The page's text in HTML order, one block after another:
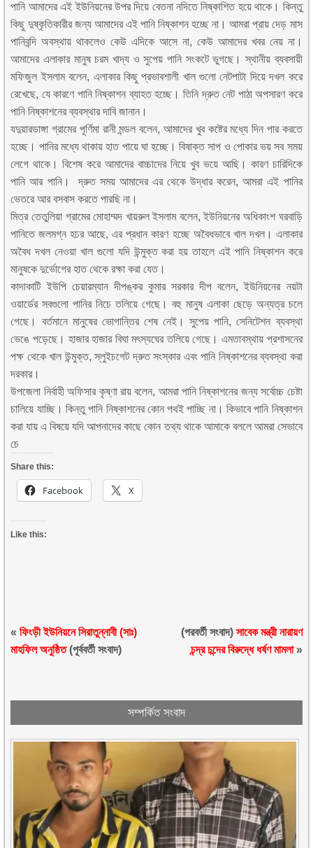
পানি আমাদের এই ইউনিয়নের উপর দিয়ে বেতনা নদিতে নিষ্কাশিত হয়ে থাকে। কিন্তু
কিছু দুষ্কৃতিকারীর জন্য আমাদের এই পানি নিষ্কাশন হচ্ছে না। আমরা প্রায় দেড় মাস
পানিবন্দি অবস্থায় থাকলেও কেউ এদিকে আসে না, কেউ আমাদের খবর নেয় না।
আমাদের এলাকার মানুষ চরম খাদ্য ও সুপেয় পানি সংকটে ভুগছে। স্থানীয় ব্যবসায়ী
মফিজুল ইসলাম বলেন, এলাকার কিছু প্রভাবশালী খাল গুলো নেটপাটা দিয়ে দখল করে
রেখেছে, যে কারণে পানি নিষ্কাশন ব্যাহত হচ্ছে। তিনি দ্রুত নেট পাঠা অপসারণ করে
পানি নিষ্কাশনের ব্যবস্থার দাবি জানান।
যদুয়ারডাঙ্গা গ্রামের পূর্ণিমা রানী মন্ডল বলেন, আমাদের খুব কষ্টের মধ্যে দিন পার করতে
হচ্ছে। পানির মধ্যে থাকায় হাত পায়ে ঘা হচ্ছে। বিষাক্ত সাপ ও পোকার ভয় সব সময়
লেগে থাকে। বিশেষ করে আমাদের বাচ্চাদের নিয়ে খুব ভয়ে আছি। কারণ চারিদিকে
পানি আর পানি। দ্রুত সময় আমাদের এর থেকে উদ্ধার করেন, আমরা এই পানির
ভেতরে আর বসবাস করতে পারছি না।
মিত্র তেতুলিয়া গ্রামের মোহাম্মদ খায়রুল ইসলাম বলেন, ইউনিয়নের অধিকাংশ ঘরবাড়ি
পানিতে জলমগ্ন হঢর আছে, এর প্রধান কারণ হচ্ছে অবৈধভাবে খাল দখল। এলাকার
অবৈধ দখল নেওয়া খাল গুলো যদি উন্মুক্ত করা হয় তাহলে এই পানি নিষ্কাশন করে
মানুষকে দুর্ভোগের হাত থেকে রক্ষা করা যেত।
কাদাকাটি ইউপি চেয়ারম্যান দীপঙ্কর কুমার সরকার দীপ বলেন, ইউনিয়নের নয়টা
ওয়ার্ডের সবগুলো পানির নিচে তলিয়ে গেছে। বহু মানুষ এলাকা ছেড়ে অন্যত্র চলে
গেছে। বর্তমানে মানুষের ভোগান্তির শেষ নেই। সুপেয় পানি, সেনিটেশন ব্যবস্থা
ভেঙে পড়েছে। হাজার হাজার বিঘা মৎস্যঘের তলিয়ে গেছে। এমতাবস্থায় প্রশাসনের
পক্ষ থেকে খাল উন্মুক্ত, স্লুইচগেট দ্রুত সংস্কার এবং পানি নিষ্কাশনের ব্যবস্থা করা
দরকার।
উপজেলা নির্বাহী অফিসার কৃষ্ণা রায় বলেন, আমরা পানি নিষ্কাশনের জন্য সর্বোচ্চ চেষ্টা
চালিয়ে যাচ্ছি। কিন্তু পানি নিষ্কাশনের কোন পথই পাচ্ছি না। কিভাবে পানি নিষ্কাশন
করা যায় এ বিষয়ে যদি আপনাদের কাছে কোন তথ্য থাকে আমাকে বললে আমরা সেভাবে
চে
Share this:
Facebook X
Like this:
«ফিংড়ী ইউনিয়নে সিরাতুন্নাবী (সাঃ)
মাহফিল অনুষ্ঠিত(পূর্ববর্তী সংবাদ)
(পরবর্তী সংবাদ) সাবেক মন্ত্রী নারায়ণ
চন্দ্র চন্দের বিরুদ্ধে ধর্ষণ মামলা»
সম্পর্কিত সংবাদ